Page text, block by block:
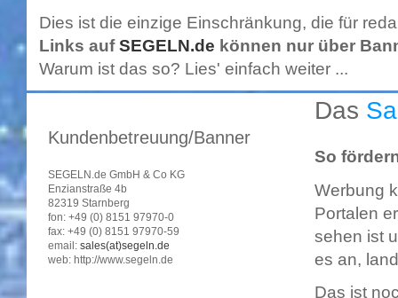
Dies ist die einzige Einschränkung, die für
Links aufSEGELN.de können nur über
Warum ist das so? Lies' einfach weiter ...
Kundenbetreuung/Banner
SEGELN.de GmbH & Co KG
Enzianstraße 4b
82319 Starnberg
fon: +49 (0) 8151 97970-0
fax: +49 (0) 8151 97970-59
email: sales(at)segeln.de
web: http://www.segeln.de
Das
So
Werbung
Portalen
sehen ist
es an,
Das ist